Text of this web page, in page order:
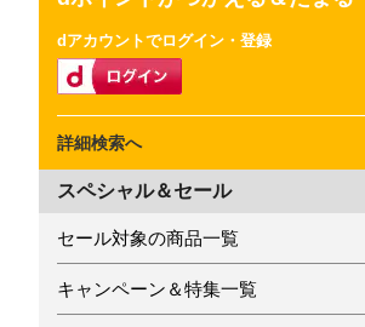
dアカウントでログイン・登録
詳細検索へ
スペシャル＆セール
セール対象の商品一覧
キャンペーン＆特集一覧